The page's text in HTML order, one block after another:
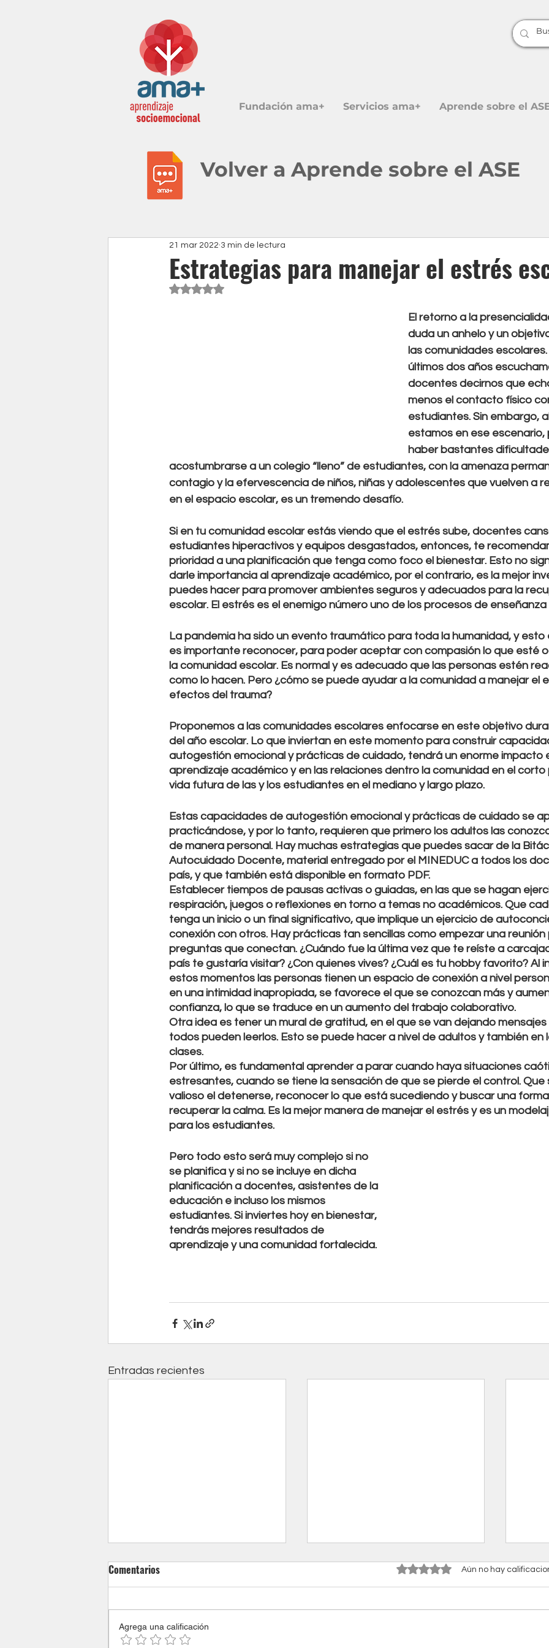
Fundación ama+ Servicios ama+ Aprende sobre el
Volver a Aprende sobre el ASE
Estrategias para manejar el estrés
21 mar 2022 3 min de lectura
Obtuvo NaN de 5 estrellas.
El retorno a la
duda un anhelo y un
las comunidades
últimos dos años
docentes decirnos que
menos el contacto físico
estudiantes. Sin embargo,
estamos en ese
haber bastantes
acostumbrarse a un colegio “lleno” de estudiantes, con la amenaza
contagio y la efervescencia de niños, niñas y adolescentes que vuelven a
en el espacio escolar, es un tremendo desafío.
Si en tu comunidad escolar estás viendo que el estrés sube, docentes
estudiantes hiperactivos y equipos desgastados, entonces, te
prioridad a una planificación que tenga como foco el bienestar. Esto no
darle importancia al aprendizaje académico, por el contrario, es la mejor
puedes hacer para promover ambientes seguros y adecuados para la
escolar. El estrés es el enemigo número uno de los procesos de
La pandemia ha sido un evento traumático para toda la humanidad, y
es importante reconocer, para poder aceptar con compasión lo que esté
la comunidad escolar. Es normal y es adecuado que las personas estén
como lo hacen. Pero ¿cómo se puede ayudar a la comunidad a manejar el
efectos del trauma?
Proponemos a las comunidades escolares enfocarse en este objetivo
del año escolar. Lo que inviertan en este momento para construir
autogestión emocional y prácticas de cuidado, tendrá un enorme impacto
aprendizaje académico y en las relaciones dentro la comunidad en el corto
vida futura de las y los estudiantes en el mediano y largo plazo.
Estas capacidades de autogestión emocional y prácticas de cuidado se
practicándose, y por lo tanto, requieren que primero los adultos las
de manera personal. Hay muchas estrategias que puedes sacar de la
Autocuidado Docente, material entregado por el MINEDUC a todos los
país, y que también está disponible en formato PDF.
Establecer tiempos de pausas activas o guiadas, en las que se hagan
respiración, juegos o reflexiones en torno a temas no académicos. Que
tenga un inicio o un final significativo, que implique un ejercicio de
conexión con otros. Hay prácticas tan sencillas como empezar una
preguntas que conectan. ¿Cuándo fue la última vez que te reíste a
país te gustaría visitar? ¿Con quienes vives? ¿Cuál es tu hobby favorito? Al
estos momentos las personas tienen un espacio de conexión a nivel
en una intimidad inapropiada, se favorece el que se conozcan más y
confianza, lo que se traduce en un aumento del trabajo colaborativo.
Otra idea es tener un mural de gratitud, en el que se van dejando
todos pueden leerlos. Esto se puede hacer a nivel de adultos y también en
clases.
Por último, es fundamental aprender a parar cuando haya situaciones
estresantes, cuando se tiene la sensación de que se pierde el control. Que
valioso el detenerse, reconocer lo que está sucediendo y buscar una
recuperar la calma. Es la mejor manera de manejar el estrés y es un
para los estudiantes.
Pero todo esto será muy complejo si no
se planifica y si no se incluye en dicha
planificación a docentes, asistentes de la
educación e incluso los mismos
estudiantes. Si inviertes hoy en bienestar,
tendrás mejores resultados de
aprendizaje y una comunidad fortalecida.
Entradas recientes
Comentarios Obtuvo 0 de 5 estrellas.
Aún no hay
Agrega una calificación